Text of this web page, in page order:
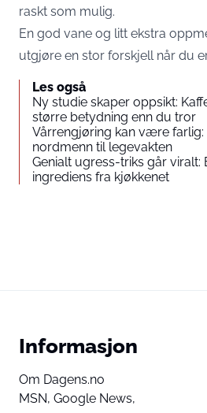
raskt som mulig.
En god vane og litt ekstra
utgjøre en stor forskjell når du
Les også
Ny studie skaper oppsikt:
større betydning enn du tror
Vårrengjøring kan være farlig:
nordmenn til legevakten
Genialt ugress-triks går viralt:
ingrediens fra kjøkkenet
Informasjon
Om Dagens.no
MSN, Google News,